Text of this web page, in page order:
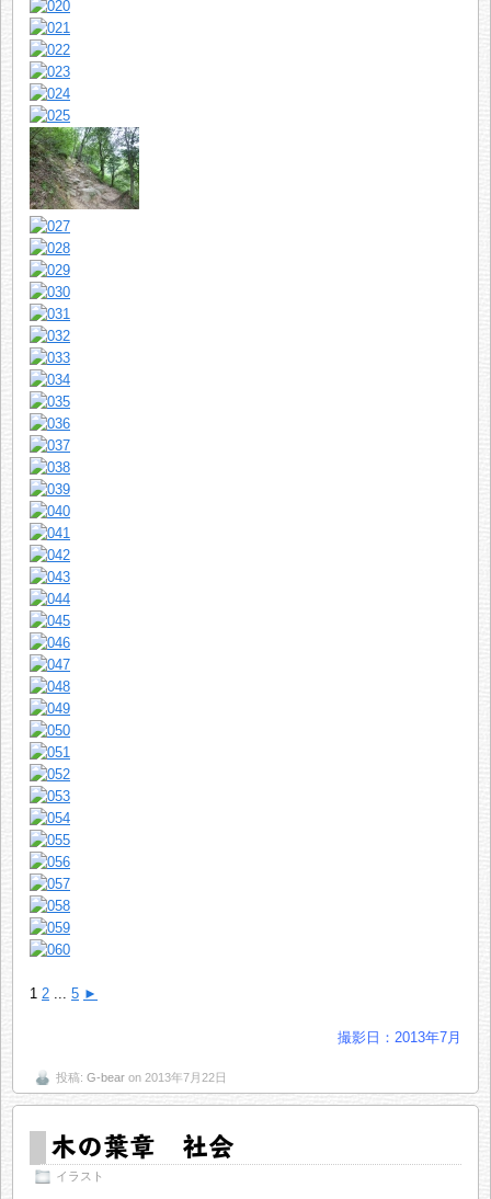
1 2 5 ►
撮影日：2013年7月
投稿: G-bear on 2013年7月22日
木の葉章 社会
イラスト